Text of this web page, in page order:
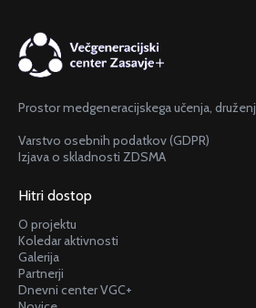
Prostor medgeneracijskega učenja,
Varstvo osebnih podatkov (GDPR)
Izjava o skladnosti ZDSMA
Hitri dostop
O projektu
Koledar aktivnosti
Galerija
Partnerji
Dnevni center VGC+